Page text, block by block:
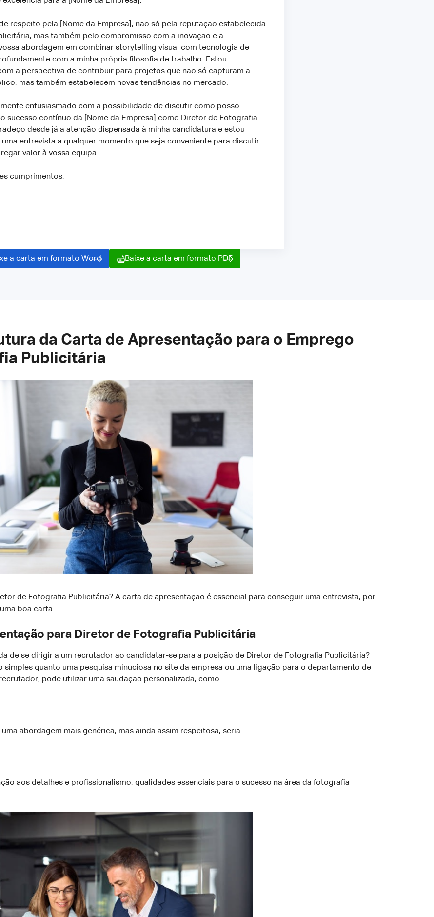
respeito pela [Nome da Empresa], não só pela reputação estabelecida
mas também pelo compromisso com a inovação e a
abordagem em combinar storytelling visual com tecnologia de
com a minha própria filosofia de trabalho. Estou
a perspectiva de contribuir para projetos que não só capturam a
mas também estabelecem novas tendências no mercado.
entusiasmado com a possibilidade de discutir como posso
sucesso contínuo da [Nome da Empresa] como Diretor de Fotografia
desde já a atenção dispensada à minha candidatura e estou
entrevista a qualquer momento que seja conveniente para discutir
valor à vossa equipa.
cumprimentos,
a carta em formato Word Baixe a carta em formato PDF
da Carta de Apresentação para o Emprego
Publicitária
de Fotografia Publicitária? A carta de apresentação é essencial para conseguir uma entrevista, por
boa carta.
para Diretor de Fotografia Publicitária
de se dirigir a um recrutador ao candidatar-se para a posição de Diretor de Fotografia Publicitária?
quanto uma pesquisa minuciosa no site da empresa ou uma ligação para o departamento de
pode utilizar uma saudação personalizada, como:
abordagem mais genérica, mas ainda assim respeitosa, seria:
aos detalhes e profissionalismo, qualidades essenciais para o sucesso na área da fotografia